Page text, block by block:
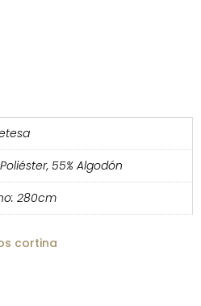
55% Algodón
280cm
cortina